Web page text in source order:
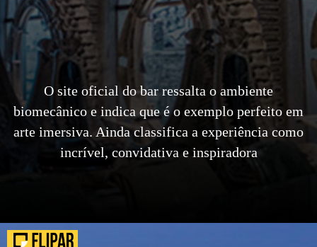
O site oficial do bar ressalta o ambiente
biomecânico e indica que é o exemplo perfeito em
arte imersiva. Ainda classifica a experiência como
incrível, convidativa e inspiradora